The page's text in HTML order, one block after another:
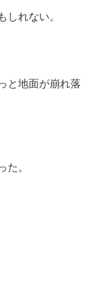
れない。
と地面が崩れ落
。